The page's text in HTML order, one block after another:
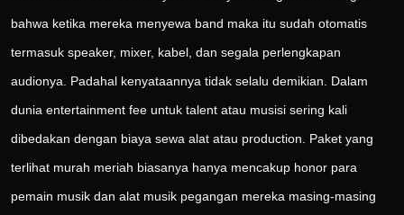
bahwa ketika mereka menyewa band maka itu sudah otomatis
termasuk speaker, mixer, kabel, dan segala perlengkapan
audionya. Padahal kenyataannya tidak selalu demikian. Dalam
dunia entertainment fee untuk talent atau musisi sering kali
dibedakan dengan biaya sewa alat atau production. Paket yang
terlihat murah meriah biasanya hanya mencakup honor para
pemain musik dan alat musik pegangan mereka masing-masing